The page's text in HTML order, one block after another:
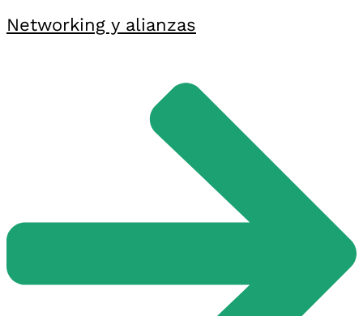
Networking y alianzas